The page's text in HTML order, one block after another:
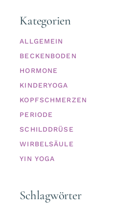
Kategorien
ALLGEMEIN
BECKENBODEN
HORMONE
KINDERYOGA
KOPFSCHMERZEN
PERIODE
SCHILDDRÜSE
WIRBELSÄULE
YIN YOGA
Schlagwörter